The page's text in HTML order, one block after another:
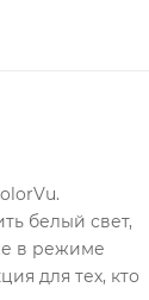
белый свет,
в режиме
для тех, кто